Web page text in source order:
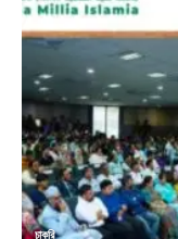
চাকরি